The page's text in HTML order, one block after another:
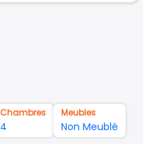
Chambres
4
Meubles
Non Meublé